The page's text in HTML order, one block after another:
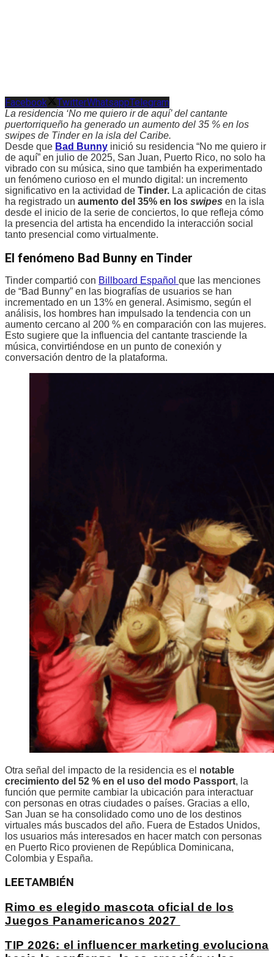
Facebook TwitterWhatsappTelegram
La residencia ‘No me quiero ir de aquí’ del cantante
puertorriqueño ha generado un aumento del 35 % en los
swipes de Tinder en la isla del Caribe.
Desde que Bad Bunny inició su residencia “No me quiero ir
de aquí” en julio de 2025, San Juan, Puerto Rico, no solo ha
vibrado con su música, sino que también ha experimentado
un fenómeno curioso en el mundo digital: un incremento
significativo en la actividad de Tinder. La aplicación de citas
ha registrado un aumento del 35% en los swipes en la isla
desde el inicio de la serie de conciertos, lo que refleja cómo
la presencia del artista ha encendido la interacción social
tanto presencial como virtualmente.
El fenómeno Bad Bunny en Tinder
Tinder compartió con Billboard Español que las menciones
de “Bad Bunny” en las biografías de usuarios se han
incrementado en un 13% en general. Asimismo, según el
análisis, los hombres han impulsado la tendencia con un
aumento cercano al 200 % en comparación con las mujeres.
Esto sugiere que la influencia del cantante trasciende la
música, convirtiéndose en un punto de conexión y
conversación dentro de la plataforma.
Otra señal del impacto de la residencia es el notable
crecimiento del 52 % en el uso del modo Passport, la
función que permite cambiar la ubicación para interactuar
con personas en otras ciudades o países. Gracias a ello,
San Juan se ha consolidado como uno de los destinos
virtuales más buscados del año. Fuera de Estados Unidos,
los usuarios más interesados en hacer match con personas
en Puerto Rico provienen de República Dominicana,
Colombia y España.
LEETAMBIÉN
Rimo es elegido mascota oficial de los
Juegos Panamericanos 2027
TIP 2026: el influencer marketing evoluciona